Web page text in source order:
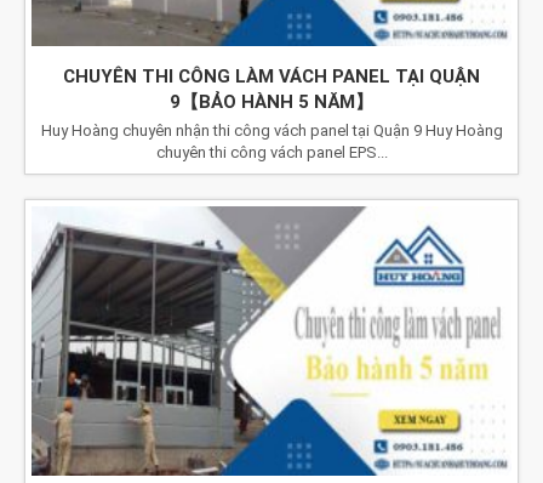
CHUYÊN THI CÔNG LÀM VÁCH PANEL TẠI QUẬN
9【BẢO HÀNH 5 NĂM】
Huy Hoàng chuyên nhận thi công vách panel tại Quận 9 Huy Hoàng
chuyên thi công vách panel EPS...